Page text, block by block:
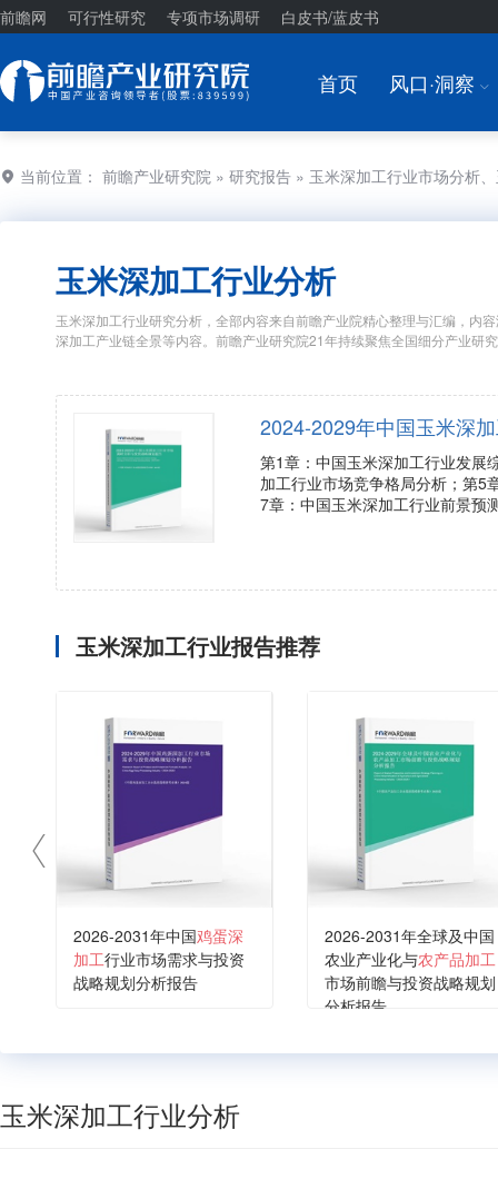
前瞻网 可行性研究 专项市场调研 白皮书/蓝皮书
首页 风口·洞察 I
当前位置： 前瞻产业研究院 » 研究报告 » 玉米深加工行业市场分析
玉米深加工行业分析
玉米深加工行业研究分析，全部内容来自前瞻产业院精心整理与汇编，内
深加工产业链全景等内容。前瞻产业研究院21年持续聚焦全国细分产业研
2024-2029年中国玉米深
第1章：中国玉米深加工行业发展
加工行业市场竞争格局分析；第5
7章：中国玉米深加工行业前景预
玉米深加工行业报告推荐
2026-2031年中国鸡蛋深
加工行业市场需求与投资
战略规划分析报告
2026-2031年全球及中国
农业产业化与农产品加工
市场前瞻与投资战略规划
分析报告
玉米深加工行业分析